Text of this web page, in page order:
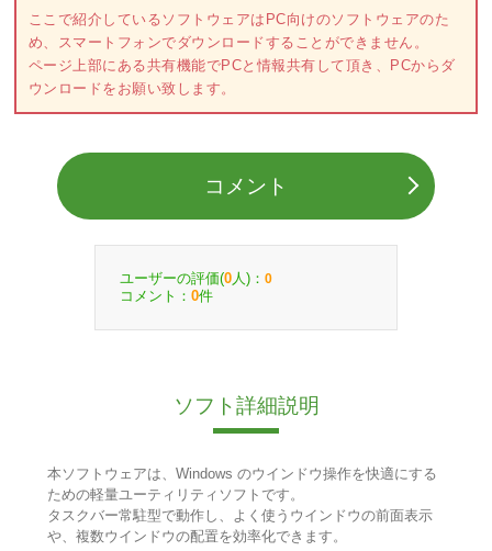
ここで紹介しているソフトウェアはPC向けのソフトウェアのた
め、スマートフォンでダウンロードすることができません。
ページ上部にある共有機能でPCと情報共有して頂き、PCからダ
ウンロードをお願い致します。
コメント
ユーザーの評価(0 人)： 0
コメント： 0件
ソフト詳細説明
本ソフトウェアは、Windows のウインドウ操作を快適にする
ための軽量ユーティリティソフトです。
タスクバー常駐型で動作し、よく使うウインドウの前面表示
や、複数ウインドウの配置を効率化できます。